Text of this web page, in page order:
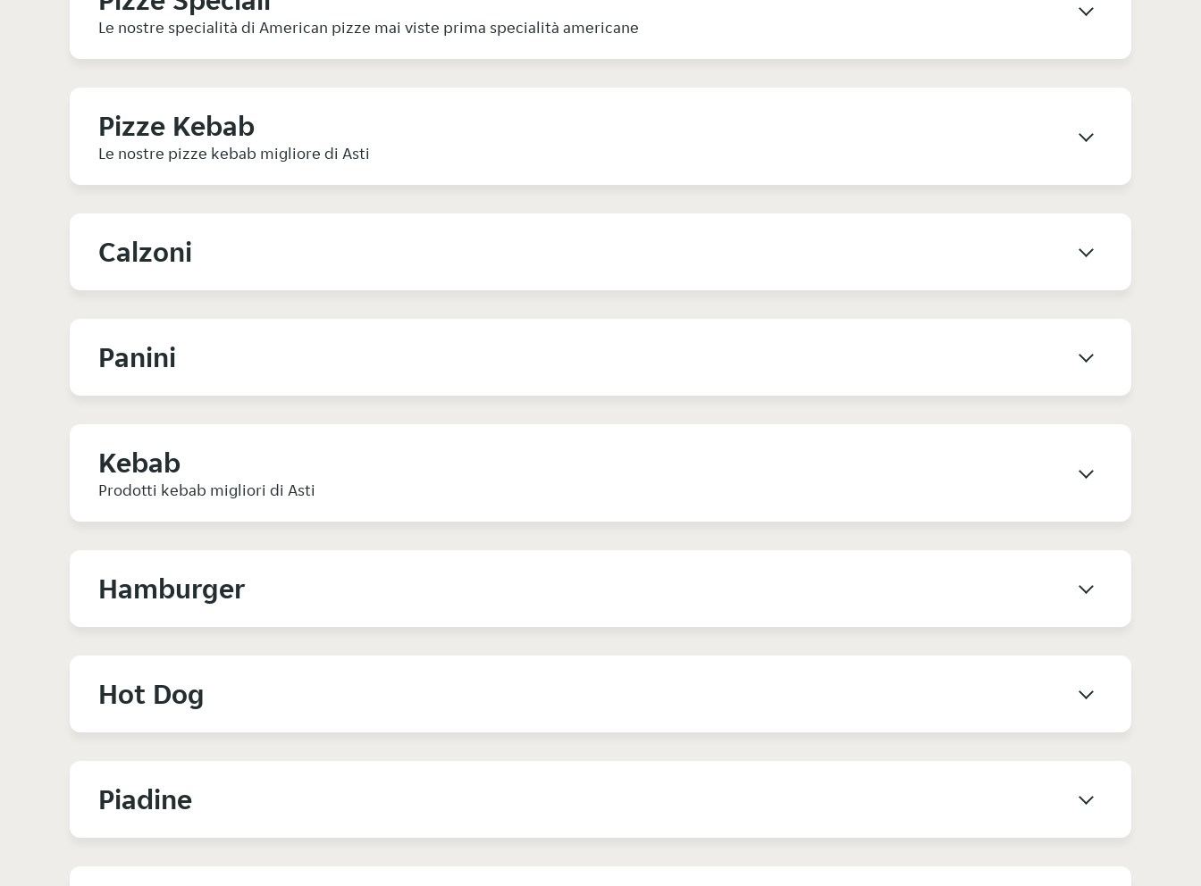
Le nostre specialità di American pizze mai viste prima specialità americane
Pizze Kebab
Le nostre pizze kebab migliore di Asti
Calzoni
Panini
Kebab
Prodotti kebab migliori di Asti
Hamburger
Hot Dog
Piadine